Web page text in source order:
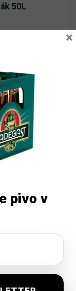
50L
30L
pivo v
×